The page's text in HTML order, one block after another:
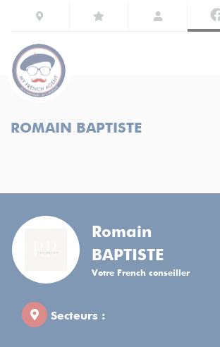
ROMAIN BAPTISTE
Romain
BAPTISTE
Votre French conseiller
Secteurs :